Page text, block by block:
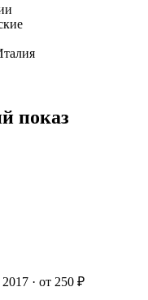
показ
· от 250 ₽